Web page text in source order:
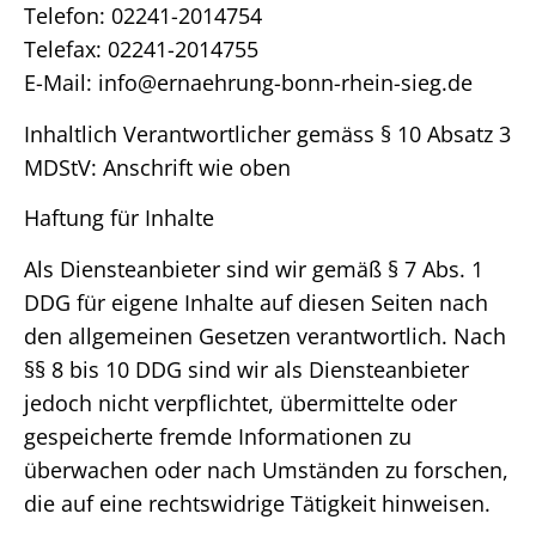
Telefon: 02241-2014754
Telefax: 02241-2014755
E-Mail: info@ernaehrung-bonn-rhein-sieg.de
Inhaltlich Verantwortlicher gemäss § 10 Absatz 3
MDStV: Anschrift wie oben
Haftung für Inhalte
Als Diensteanbieter sind wir gemäß § 7 Abs. 1
DDG für eigene Inhalte auf diesen Seiten nach
den allgemeinen Gesetzen verantwortlich. Nach
§§ 8 bis 10 DDG sind wir als Diensteanbieter
jedoch nicht verpflichtet, übermittelte oder
gespeicherte fremde Informationen zu
überwachen oder nach Umständen zu forschen,
die auf eine rechtswidrige Tätigkeit hinweisen.